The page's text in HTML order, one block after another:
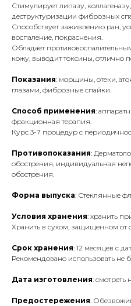
Стимулирует липазу,
деструктуризации фиброзных
Способствует заживлению ран,
воспаление, покраснения.
Обладает
кожу, выводит токсины, отлично
Показания: морщины, отеки,
глазами, фиброзные спайки.
Способ применения:
фракционная терапия.
Курс 3-7 процедур с
Противопоказания:
обострения, индивидуальная
обострения.
Форма выпуска: Стеклянные
Условия хранения: хранить
Хранить в сухом, защищенном от
Срок хранения: 12 месяцев с
Рекомендовано использовать не
Дата изготовления: смотреть
Предостережения: